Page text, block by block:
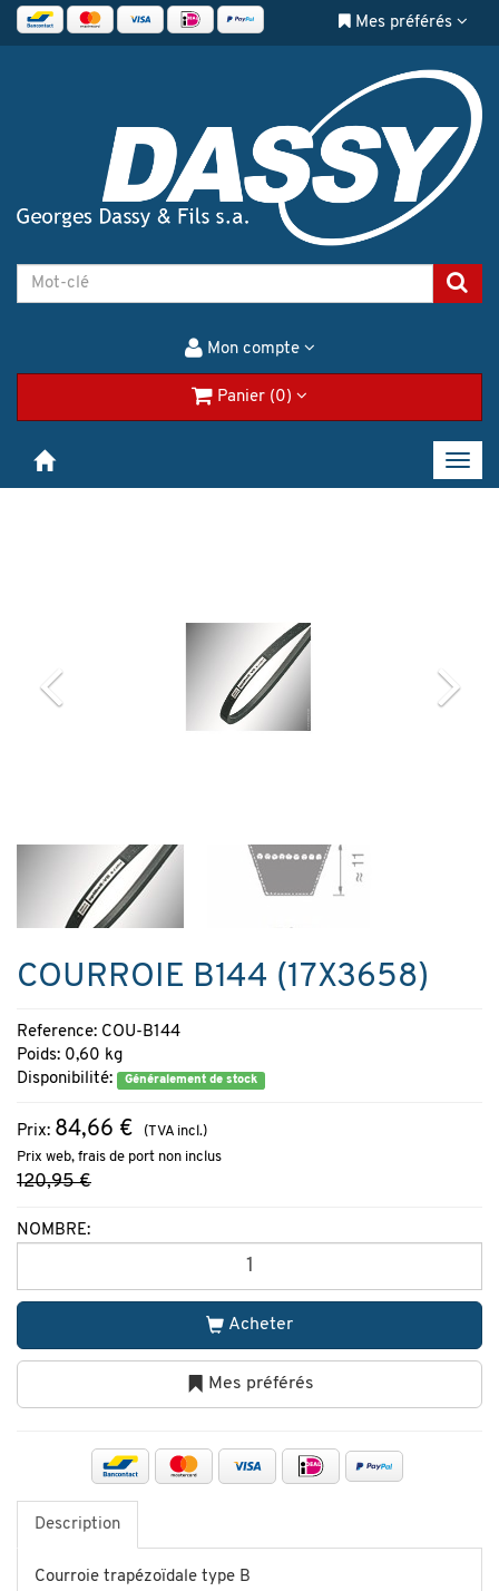
Mes préférés
Mon compte
Panier (0)
COURROIE B144 (17X3658)
Reference: COU-B144
Poids: 0,60 kg
Disponibilité:
Généralement de stock
Prix: 84,66 €
(TVA incl.)
Prix web, frais de port non inclus
120,95 €
NOMBRE:
Acheter
Mes préférés
Description
Courroie trapézoïdale type B